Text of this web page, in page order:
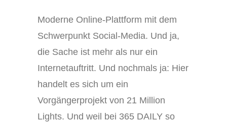
Moderne Online-Plattform mit dem
Schwerpunkt Social-Media. Und ja,
die Sache ist mehr als nur ein
Internetauftritt. Und nochmals ja: Hier
handelt es sich um ein
Vorgängerprojekt von 21 Million
Lights. Und weil bei 365 DAILY so